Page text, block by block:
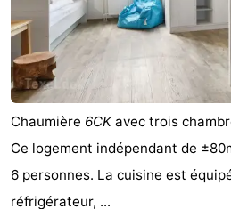
Chaumière 6CKavec trois
Ce logement indépendant de
6 personnes. La cuisine est
réfrigérateur, ...